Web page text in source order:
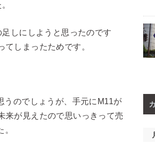
しにしようと思ったのです
しまったためです。
うのでしょうが、手元にM11が
来が見えたので思いっきって売